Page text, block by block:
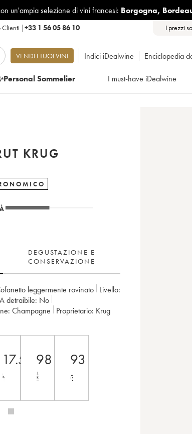
un'ampia selezione di vini francesi: Borgogna,
Clienti |+33 1 56 05 86 10 I prezzi
VENDI I TUOI VINI Indici iDealwine Enciclopedia
Sommelier I must-have iDealwine
KRUG
DEGUSTAZIONE E
CONSERVAZIONE
leggermente rovinato Livello:
detraibile:
no
Champagne Proprietario: Krug
17.5+ 98 93